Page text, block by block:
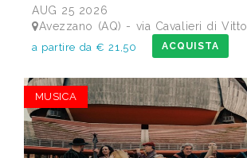
AUG 25 2026
Avezzano (AQ) - via Cavalieri di Vittorio
a partire da € 21,50 ACQUISTA
MUSICA